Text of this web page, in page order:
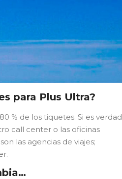
para Plus Ultra?
% de los tiquetes. Si es verdad
call center o las oficinas
las agencias de viajes;